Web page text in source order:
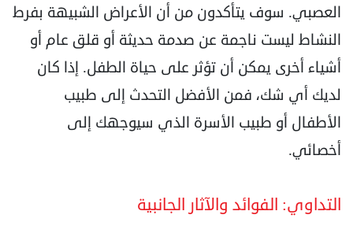
العصبي. سوف يتأكدون من أن الأعراض الشبيهة بفرط
النشاط ليست ناجمة عن صدمة حديثة أو قلق عام أو
أشياء أخرى يمكن أن تؤثر على حياة الطفل. إذا كان
لديك أي شك، فمن الأفضل التحدث إلى طبيب
الأطفال أو طبيب الأسرة الذي سيوجهك إلى
أخصائي.
التداوي: الفوائد والآثار الجانبية